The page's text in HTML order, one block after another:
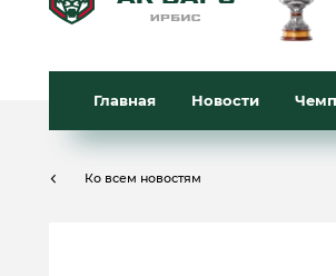
Дивизион
Главная Новости
Ко всем новостям